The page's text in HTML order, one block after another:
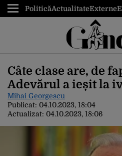
PoliticăActualitateExterne
Câte clase are, de
Adevărul a ieșit la
Mihai Georgescu
Publicat: 04.10.2023, 18:04
Actualizat: 04.10.2023, 18:06